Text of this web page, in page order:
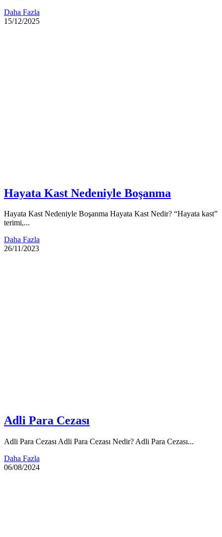
Daha Fazla
15/12/2025
Hayata Kast Nedeniyle Boşanma
Hayata Kast Nedeniyle Boşanma Hayata Kast Nedir? “Hayata kast”
terimi,...
Daha Fazla
26/11/2023
Adli Para Cezası
Adli Para Cezası Adli Para Cezası Nedir? Adli Para Cezası...
Daha Fazla
06/08/2024